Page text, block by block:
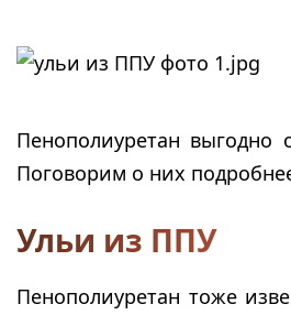
Пенополиуретан выгодно
Поговорим о них
Ульи из ППУ
Пенополиуретан тоже